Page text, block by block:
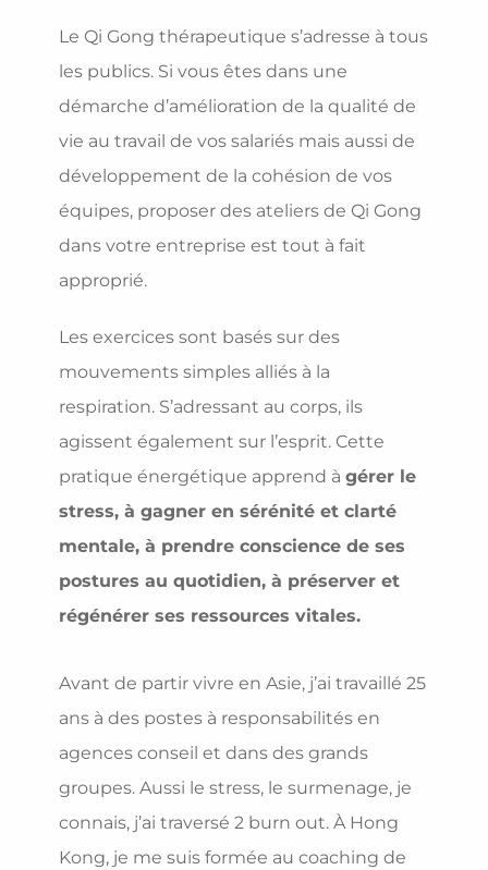
Le Qi Gong thérapeutique s’adresse à tous
les publics. Si vous êtes dans une
démarche d’amélioration de la qualité de
vie au travail de vos salariés mais aussi de
développement de la cohésion de vos
équipes, proposer des ateliers de Qi Gong
dans votre entreprise est tout à fait
approprié.
Les exercices sont basés sur des
mouvements simples alliés à la
respiration. S’adressant au corps, ils
agissent également sur l’esprit. Cette
pratique énergétique apprend à gérer le
stress, à gagner en sérénité et clarté
mentale, à prendre conscience de ses
postures au quotidien, à préserver et
régénérer ses ressources vitales.
Avant de partir vivre en Asie, j’ai travaillé 25
ans à des postes à responsabilités en
agences conseil et dans des grands
groupes. Aussi le stress, le surmenage, je
connais, j’ai traversé 2 burn out. À Hong
Kong, je me suis formée au coaching de